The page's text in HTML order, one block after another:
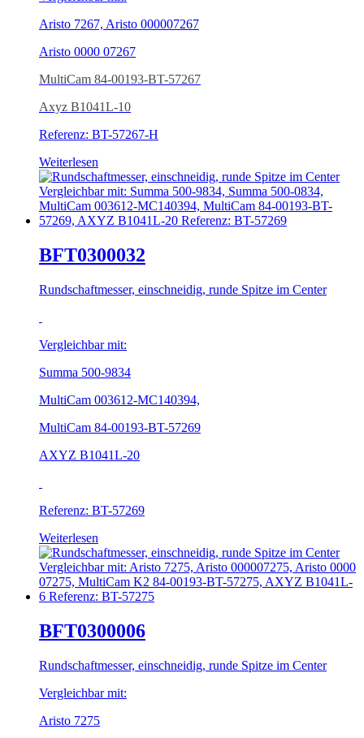
Aristo 7267, Aristo 000007267
Aristo 0000 07267
MultiCam 84-00193-BT-57267
Axyz B1041L-10
Referenz: BT-57267-H
Weiterlesen
BFT0300032
Rundschaftmesser, einschneidig, runde Spitze im Center
Vergleichbar mit:
Summa 500-9834
MultiCam 003612-MC140394,
MultiCam 84-00193-BT-57269
AXYZ B1041L-20
Referenz: BT-57269
Weiterlesen
BFT0300006
Rundschaftmesser, einschneidig, runde Spitze im Center
Vergleichbar mit:
Aristo 7275